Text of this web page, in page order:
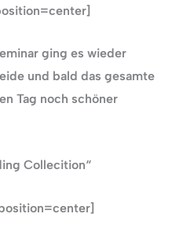
ging es wieder
und bald das gesamte
Tag noch schöner
Collecition“